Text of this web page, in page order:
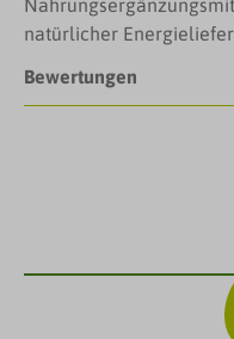
natürlicher
Bewertungen